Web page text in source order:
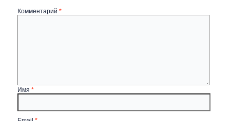
Комментарий*
Имя*